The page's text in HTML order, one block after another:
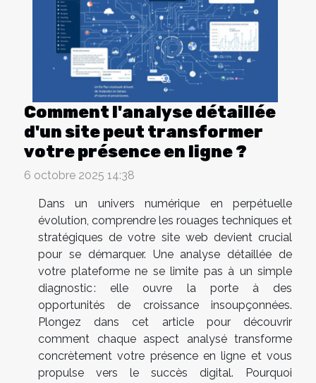
Comment l'analyse détaillée
d'un site peut transformer
votre présence en ligne ?
6 octobre 2025 14:38
Dans un univers numérique en perpétuelle
évolution, comprendre les rouages techniques et
stratégiques de votre site web devient crucial
pour se démarquer. Une analyse détaillée de
votre plateforme ne se limite pas à un simple
diagnostic : elle ouvre la porte à des
opportunités de croissance insoupçonnées.
Plongez dans cet article pour découvrir
comment chaque aspect analysé transforme
concrètement votre présence en ligne et vous
propulse vers le succès digital. Pourquoi